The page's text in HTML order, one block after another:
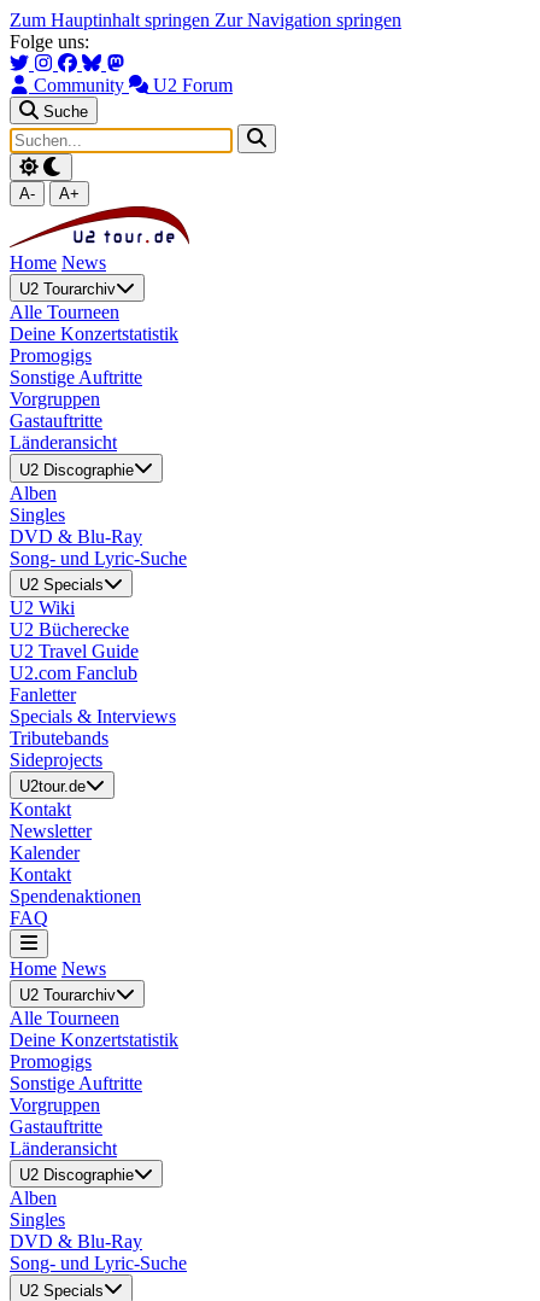
Zum Hauptinhalt springen Zur Navigation springen
Folge uns:
Community U2 Forum
Suche
A- A+
Home News
U2 Tourarchiv
Alle Tourneen
Deine Konzertstatistik
Promogigs
Sonstige Auftritte
Vorgruppen
Gastauftritte
Länderansicht
U2 Discographie
Alben
Singles
DVD & Blu-Ray
Song- und Lyric-Suche
U2 Specials
U2 Wiki
U2 Bücherecke
U2 Travel Guide
U2.com Fanclub
Fanletter
Specials & Interviews
Tributebands
Sideprojects
U2tour.de
Kontakt
Newsletter
Kalender
Kontakt
Spendenaktionen
FAQ
Home News
U2 Tourarchiv
Alle Tourneen
Deine Konzertstatistik
Promogigs
Sonstige Auftritte
Vorgruppen
Gastauftritte
Länderansicht
U2 Discographie
Alben
Singles
DVD & Blu-Ray
Song- und Lyric-Suche
U2 Specials